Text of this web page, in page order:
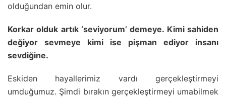
olduğundan emin olur.
Korkar olduk artık ‘seviyorum’ demeye. Kimi sahiden
değiyor sevmeye kimi ise pişman ediyor insanı
sevdiğine.
Eskiden hayallerimiz vardı gerçekleştirmeyi
umduğumuz. Şimdi bırakın gerçekleştirmeyi umabilmek